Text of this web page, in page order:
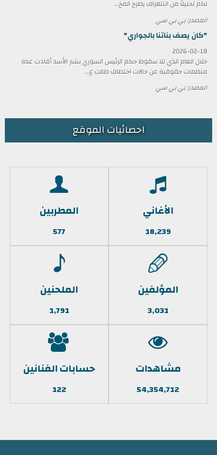
لكم تحليلاً من التلغراف يطرح المخ...
المصدر: بي بي سي
"كان يصف بناتنا بالجواري"
2026-02-18
خلال العام الذي تلا سقوط حكم الرئيس السوري بشار الأسد أفادت عدة
منظمات حقوقية عن حالات اختطاف طالت ع...
المصدر: بي بي سي
احصائيات الموقع
الأغاني
18,239
المطربين
577
المؤلفين
3,031
الملحنين
1,791
مشاهدات
54,354,712
حسابات الفنانين
122